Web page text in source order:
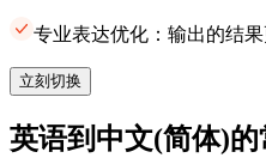
专业表达优化：输出的结
立刻切换
英语到中文(简体)